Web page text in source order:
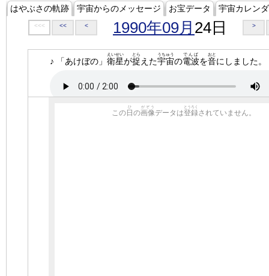
はやぶさの軌跡 宇宙からのメッセージ お宝データ 宇宙カレン
<<< << < 1990年09月 24日 >
♪ 「あけぼの」 衛星
えいせい
が捉
とら
えた宇宙
うちゅう
の電波
でんぱ
を音
おと
にしました。
この 日
ひ
の画像
がぞう
データは登録
とうろく
されていません。